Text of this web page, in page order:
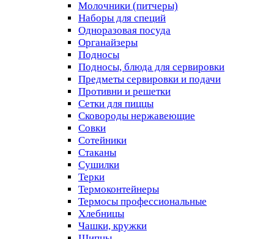
Молочники (питчеры)
Наборы для специй
Одноразовая посуда
Органайзеры
Подносы
Подносы, блюда для сервировки
Предметы сервировки и подачи
Противни и решетки
Сетки для пиццы
Сковороды нержавеющие
Совки
Сотейники
Стаканы
Сушилки
Терки
Термоконтейнеры
Термосы профессиональные
Хлебницы
Чашки, кружки